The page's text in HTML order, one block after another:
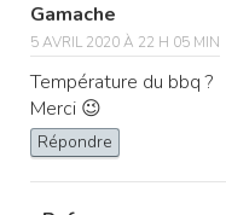
Gamache
5 AVRIL 2020 À 22 H 05 MIN
Température du bbq ?
Merci 😉
Répondre